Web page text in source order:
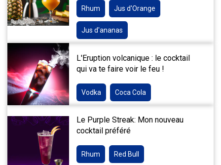
Rhum Jus d'Orange
Jus d'ananas
L'Eruption volcanique : le cocktail
qui va te faire voir le feu !
Vodka Coca Cola
Le Purple Streak: Mon nouveau
cocktail préféré
Rhum Red Bull